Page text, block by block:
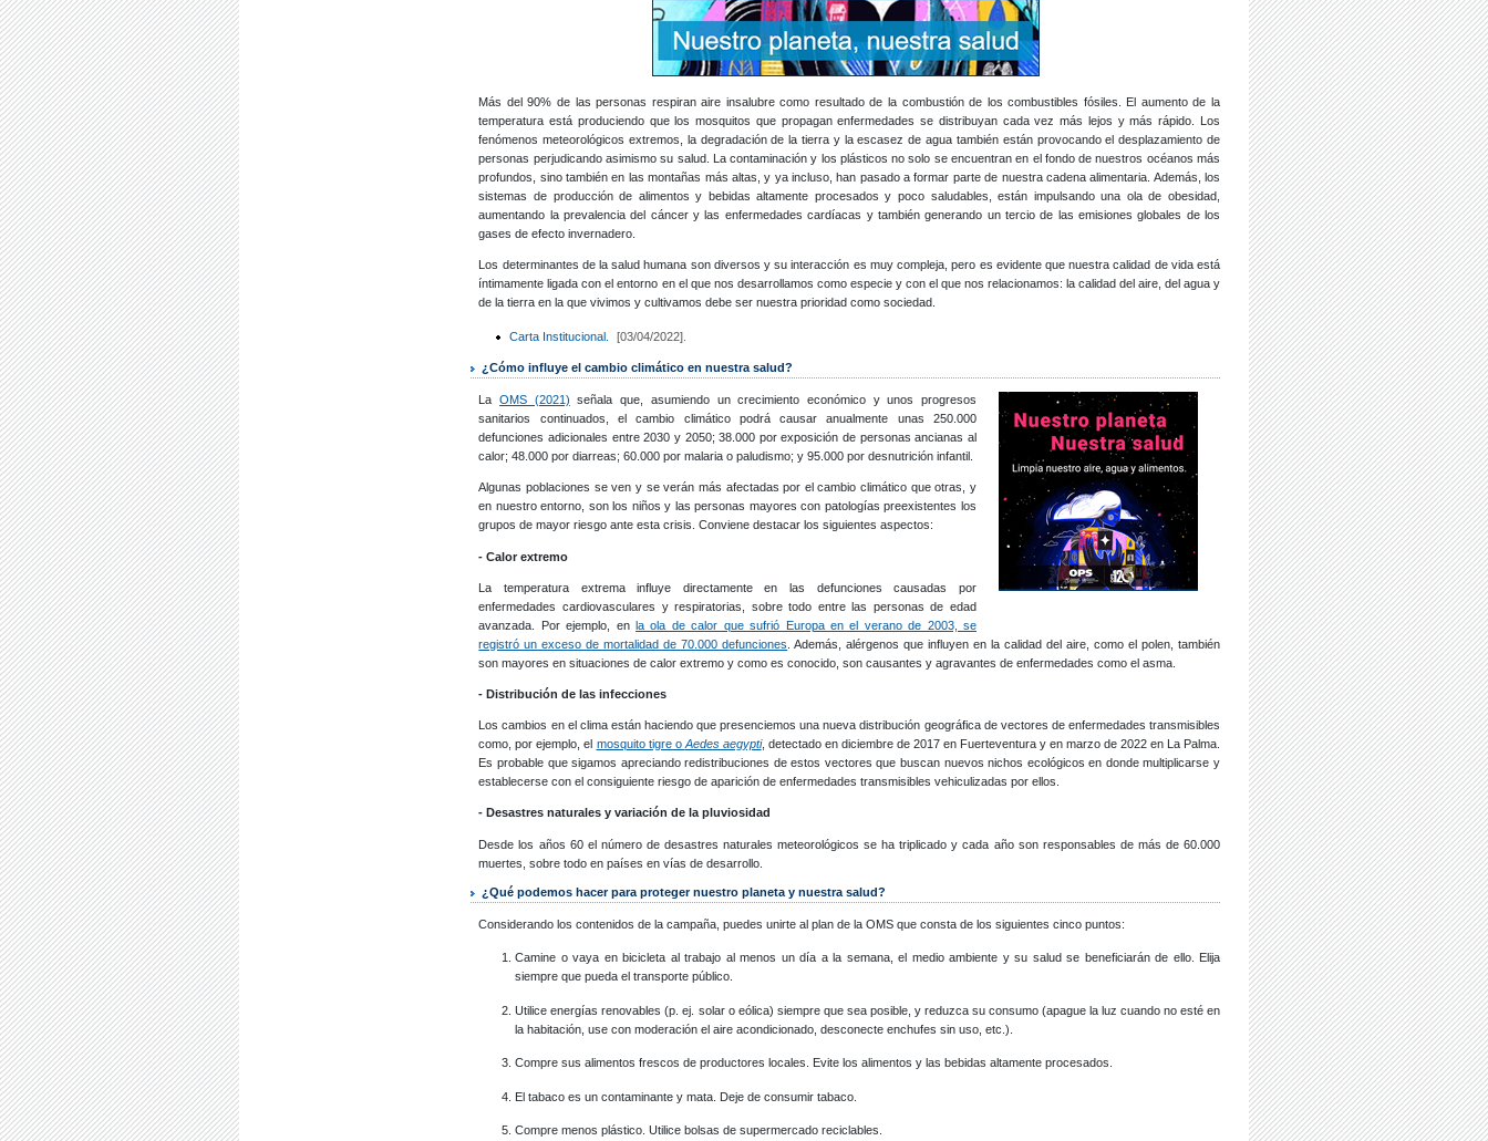
Más del 90% de las personas respiran aire insalubre como resultado de la combustión de los combustibles fósiles. El aumento de la
temperatura está produciendo que los mosquitos que propagan enfermedades se distribuyan cada vez más lejos y más rápido. Los
fenómenos meteorológicos extremos, la degradación de la tierra y la escasez de agua también están provocando el desplazamiento de
personas perjudicando asimismo su salud. La contaminación y los plásticos no solo se encuentran en el fondo de nuestros océanos más
profundos, sino también en las montañas más altas, y ya incluso, han pasado a formar parte de nuestra cadena alimentaria. Además, los
sistemas de producción de alimentos y bebidas altamente procesados y poco saludables, están impulsando una ola de obesidad,
aumentando la prevalencia del cáncer y las enfermedades cardíacas y también generando un tercio de las emisiones globales de los
gases de efecto invernadero.
Los determinantes de la salud humana son diversos y su interacción es muy compleja, pero es evidente que nuestra calidad de vida está
íntimamente ligada con el entorno en el que nos desarrollamos como especie y con el que nos relacionamos: la calidad del aire, del agua y
de la tierra en la que vivimos y cultivamos debe ser nuestra prioridad como sociedad.
Carta Institucional. [03/04/2022].
¿Cómo influye el cambio climático en nuestra salud?
LaOMS (2021) señala que, asumiendo un crecimiento económico y unos progresos
sanitarios continuados, el cambio climático podrá causar anualmente unas 250.000
defunciones adicionales entre 2030 y 2050; 38.000 por exposición de personas ancianas al
calor; 48.000 por diarreas; 60.000 por malaria o paludismo; y 95.000 por desnutrición infantil.
Algunas poblaciones se ven y se verán más afectadas por el cambio climático que otras, y
en nuestro entorno, son los niños y las personas mayores con patologías preexistentes los
grupos de mayor riesgo ante esta crisis. Conviene destacar los siguientes aspectos:
- Calor extremo
La temperatura extrema influye directamente en las defunciones causadas por
enfermedades cardiovasculares y respiratorias, sobre todo entre las personas de edad
avanzada. Por ejemplo, enla ola de calor que sufrió Europa en el verano de 2003, se
registró un exceso de mortalidad de 70.000 defunciones . Además, alérgenos que influyen en la calidad del aire, como el polen, también
son mayores en situaciones de calor extremo y como es conocido, son causantes y agravantes de enfermedades como el asma.
- Distribución de las infecciones
Los cambios en el clima están haciendo que presenciemos una nueva distribución geográfica de vectores de enfermedades transmisibles
como, por ejemplo, el mosquito tigre o Aedes aegypti, detectado en diciembre de 2017 en Fuerteventura y en marzo de 2022 en La Palma.
Es probable que sigamos apreciando redistribuciones de estos vectores que buscan nuevos nichos ecológicos en donde multiplicarse y
establecerse con el consiguiente riesgo de aparición de enfermedades transmisibles vehiculizadas por ellos.
- Desastres naturales y variación de la pluviosidad
Desde los años 60 el número de desastres naturales meteorológicos se ha triplicado y cada año son responsables de más de 60.000
muertes, sobre todo en países en vías de desarrollo.
¿Qué podemos hacer para proteger nuestro planeta y nuestra salud?
Considerando los contenidos de la campaña, puedes unirte al plan de la OMS que consta de los siguientes cinco puntos:
Camine o vaya en bicicleta al trabajo al menos un día a la semana, el medio ambiente y su salud se beneficiarán de ello. Elija
siempre que pueda el transporte público.
Utilice energías renovables (p. ej. solar o eólica) siempre que sea posible, y reduzca su consumo (apague la luz cuando no esté en
la habitación, use con moderación el aire acondicionado, desconecte enchufes sin uso, etc.).
Compre sus alimentos frescos de productores locales. Evite los alimentos y las bebidas altamente procesados.
El tabaco es un contaminante y mata. Deje de consumir tabaco.
Compre menos plástico. Utilice bolsas de supermercado reciclables.